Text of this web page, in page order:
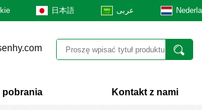
日本語 عربى
pobrania Kontakt z nami